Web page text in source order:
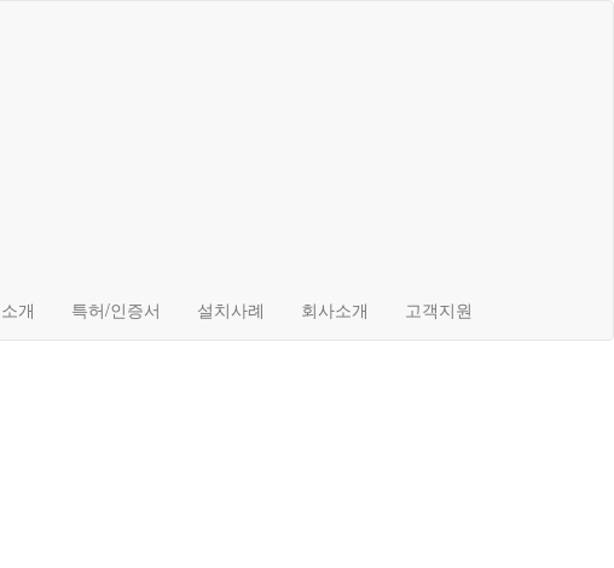
개 특허/인증서 설치사례 회사소개 고객지원